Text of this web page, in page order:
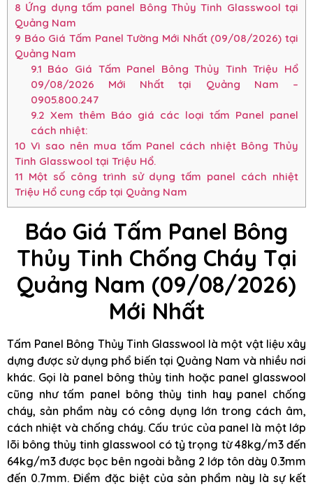
8 Ứng dụng tấm panel Bông Thủy Tinh Glasswool tại
Quảng Nam
9 Báo Giá Tấm Panel Tường Mới Nhất (09/08/2026) tại
Quảng Nam
9.1 Báo Giá Tấm Panel Bông Thủy Tinh Triệu Hổ
09/08/2026 Mới Nhất tại Quảng Nam –
0905.800.247
9.2 Xem thêm Báo giá các loại tấm Panel panel
cách nhiệt:
10 Vì sao nên mua tấm Panel cách nhiệt Bông Thủy
Tinh Glasswool tại Triệu Hổ.
11 Một số công trình sử dụng tấm panel cách nhiệt
Triệu Hổ cung cấp tại Quảng Nam
Báo Giá Tấm Panel Bông
Thủy Tinh Chống Cháy Tại
Quảng Nam (09/08/2026)
Mới Nhất
Tấm Panel Bông Thủy Tinh Glasswool là một vật liệu xây
dựng được sử dụng phổ biến tại Quảng Nam và nhiều nơi
khác. Gọi là panel bông thủy tinh hoặc panel glasswool
cũng như tấm panel bông thủy tinh hay panel chống
cháy, sản phẩm này có công dụng lớn trong cách âm,
cách nhiệt và chống cháy. Cấu trúc của panel là một lớp
lõi bông thủy tinh glasswool có tỷ trọng từ 48kg/m3 đến
64kg/m3 được bọc bên ngoài bằng 2 lớp tôn dày 0.3mm
đến 0.7mm. Điểm đặc biệt của sản phẩm này là sự kết